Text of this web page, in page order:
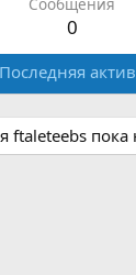
0
Последняя
ftaleteebs